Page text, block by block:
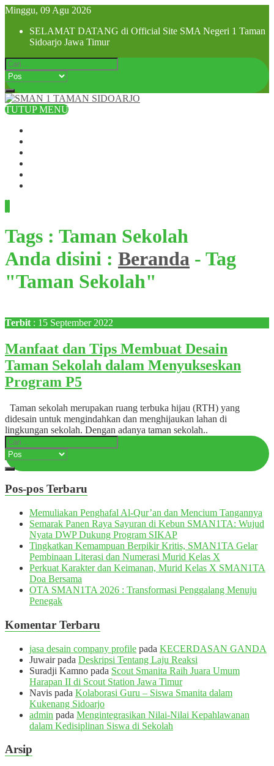
Minggu, 09 Agu 2026
SELAMAT DATANG di Official Site SMA Negeri 1 Taman
Sidoarjo Jawa Timur
TUTUP MENU
Tags : Taman Sekolah
Anda disini : Beranda - Tag
"Taman Sekolah"
Terbit : 15 September 2022
Manfaat dan Tips Membuat Desain
Taman Sekolah dalam Menyukseskan
Program P5
Taman sekolah merupakan ruang terbuka hijau (RTH) yang
didesain untuk mengindahkan dan menghijaukan lahan di
lingkungan sekolah. Dengan adanya taman sekolah..
Pos-pos Terbaru
Memuliakan Penghafal Al-Qur’an dan Mencium Tangannya
Semarak Panen Raya Sayuran di Kebun SMAN1TA: Wujud
Nyata DWP Dukung Program SIKAP
Tingkatkan Kemampuan Berpikir Kritis, SMAN1TA Gelar
Pembinaan Literasi dan Numerasi Murid Kelas X
Perkuat Karakter dan Keimanan, Murid Kelas X SMAN1TA
Doa Bersama
OTA SMAN1TA 2026 : Transformasi Penggalang Menuju
Penegak
Komentar Terbaru
jasa desain company profile pada KECERDASAN GANDA
Juwairpada Deskripsi Tentang Laju Reaksi
Suradji Kamno pada Scout Smanita Raih Juara Umum
Harapan II di Scout Station Jawa Timur
Navis pada Kolaborasi Guru – Siswa Smanita dalam
Kukenang Sidoarjo
admin pada Mengintegrasikan Nilai-Nilai Kepahlawanan
dalam Kedisiplinan Siswa di Sekolah
Arsip